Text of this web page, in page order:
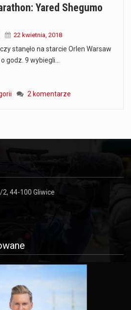
Yared Shegumo
22 kwietnia, 2018
stanęło na starcie Orlen Warsaw
godz. 9 wybiegli…
2 komentarze
44-100 Gliwice